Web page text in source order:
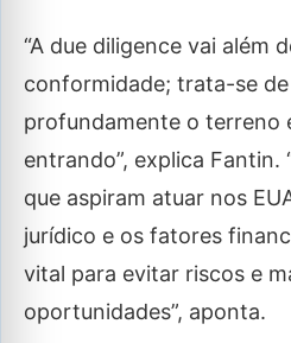
“A due diligence vai além
conformidade; trata-se
profundamente o terreno
entrando”, explica Fantin.
que aspiram atuar nos
jurídico e os fatores
vital para evitar riscos e
oportunidades”, aponta.